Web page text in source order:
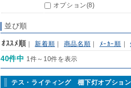
オプション(8)
並び順
ｵｽｽﾒ順 ｜ 新着順 ｜ 商品名順 ｜ ﾒｰｶｰ順 ｜
40件中 1件～10件を表示
テス・ライティング 棚下灯オプショ